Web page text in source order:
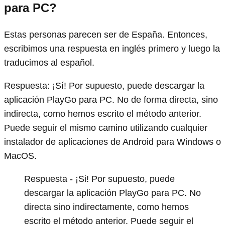
para PC?
Estas personas parecen ser de España. Entonces,
escribimos una respuesta en inglés primero y luego la
traducimos al español.
Respuesta: ¡Sí! Por supuesto, puede descargar la
aplicación PlayGo para PC. No de forma directa, sino
indirecta, como hemos escrito el método anterior.
Puede seguir el mismo camino utilizando cualquier
instalador de aplicaciones de Android para Windows o
MacOS.
Respuesta - ¡Si! Por supuesto, puede
descargar la aplicación PlayGo para PC. No
directa sino indirectamente, como hemos
escrito el método anterior. Puede seguir el